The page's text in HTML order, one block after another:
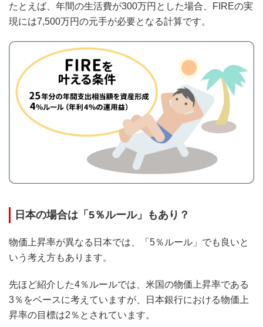
たとえば、年間の生活費が300万円とした場合、FIREの実
現には7,500万円の元手が必要となる計算です。
日本の場合は「5％ルール」もあり？
物価上昇率が異なる日本では、「5％ルール」でも良いと
いう考え方もあります。
先ほど紹介した4％ルールでは、米国の物価上昇率である
3％をベースに考えていますが、日本銀行における物価上
昇率の目標は2％とされています。